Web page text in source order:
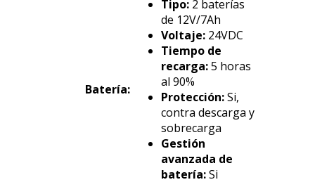
Batería:
Tipo:2 baterías
de 12V/7Ah
Voltaje:24VDC
Tiempo de
recarga:5 horas
al 90%
Protección:Si,
contra descarga y
sobrecarga
Gestión
avanzada de
batería:Si